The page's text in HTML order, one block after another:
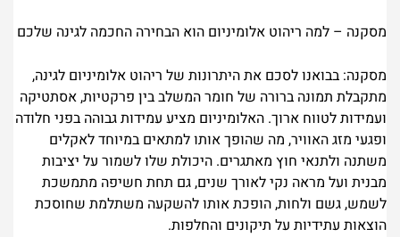
מסקנה – למה ריהוט אלומיניום הוא הבחירה החכמה לגינה שלכם
מסקנה: בבואנו לסכם את היתרונות של ריהוט אלומיניום לגינה,
מתקבלת תמונה ברורה של חומר המשלב בין פרקטיות, אסתטיקה
ועמידות לטווח ארוך. האלומיניום מציע עמידות גבוהה בפני חלודה
ופגעי מזג האוויר, מה שהופך אותו למתאים במיוחד לאקלים
משתנה ולתנאי חוץ מאתגרים. היכולת שלו לשמור על יציבות
מבנית ועל מראה נקי לאורך שנים, גם תחת חשיפה מתמשכת
לשמש, גשם ולחות, הופכת אותו להשקעה משתלמת שחוסכת
הוצאות עתידיות על תיקונים והחלפות.